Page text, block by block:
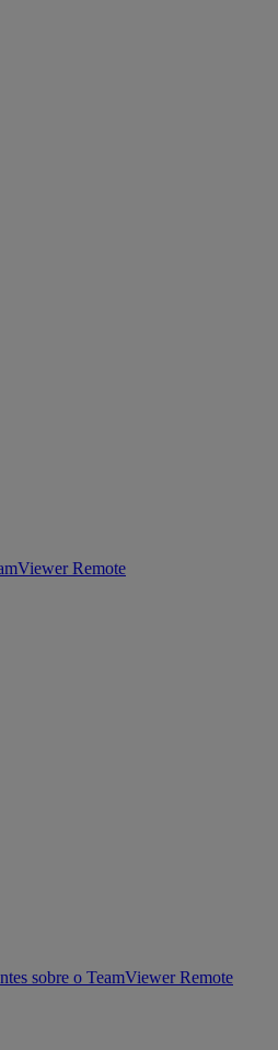
Remote
sobre o TeamViewer Remote